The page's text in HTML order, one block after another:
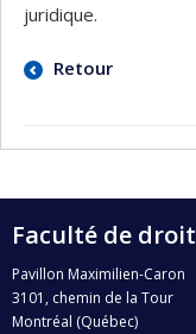
juridique.
Retour
Faculté de droit
Pavillon Maximilien-Caron
3101, chemin de la Tour
Montréal (Québec)